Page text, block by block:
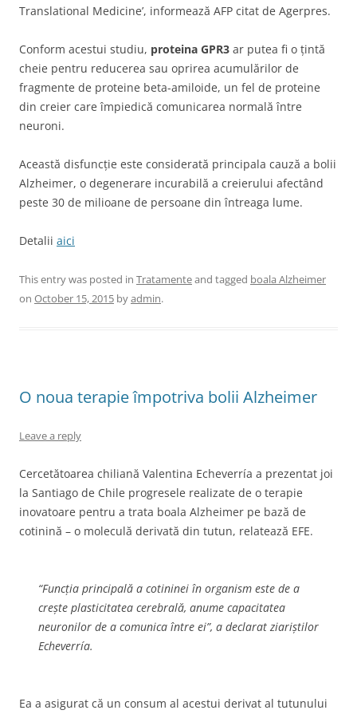
Translational Medicine’, informează AFP citat de Agerpres.
Conform acestui studiu, proteina GPR3 ar putea fi o țintă
cheie pentru reducerea sau oprirea acumulărilor de
fragmente de proteine beta-amiloide, un fel de proteine
din creier care împiedică comunicarea normală între
neuroni.
Această disfuncție este considerată principala cauză a bolii
Alzheimer, o degenerare incurabilă a creierului afectând
peste 30 de milioane de persoane din întreaga lume.
Detalii aici
This entry was posted in Tratamenteand tagged boala Alzheimer
on October 15, 2015 byadmin.
O noua terapie împotriva bolii Alzheimer
Leave a reply
Cercetătoarea chiliană Valentina Echeverría a prezentat joi
la Santiago de Chile progresele realizate de o terapie
inovatoare pentru a trata boala Alzheimer pe bază de
cotinină – o moleculă derivată din tutun, relatează EFE.
“Funcția principală a cotininei în organism este de a
crește plasticitatea cerebrală, anume capacitatea
neuronilor de a comunica între ei”, a declarat ziariștilor
Echeverría.
Ea a asigurat că un consum al acestui derivat al tutunului